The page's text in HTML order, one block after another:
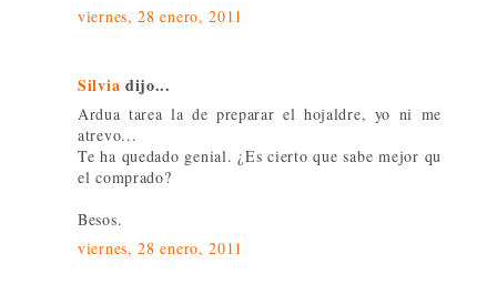
viernes, 28 enero, 2011
Silvia dijo...
Ardua tarea la de preparar el hojaldre, yo ni me
atrevo...
Te ha quedado genial. ¿Es cierto que sabe mejor qu
el comprado?
Besos.
viernes, 28 enero, 2011